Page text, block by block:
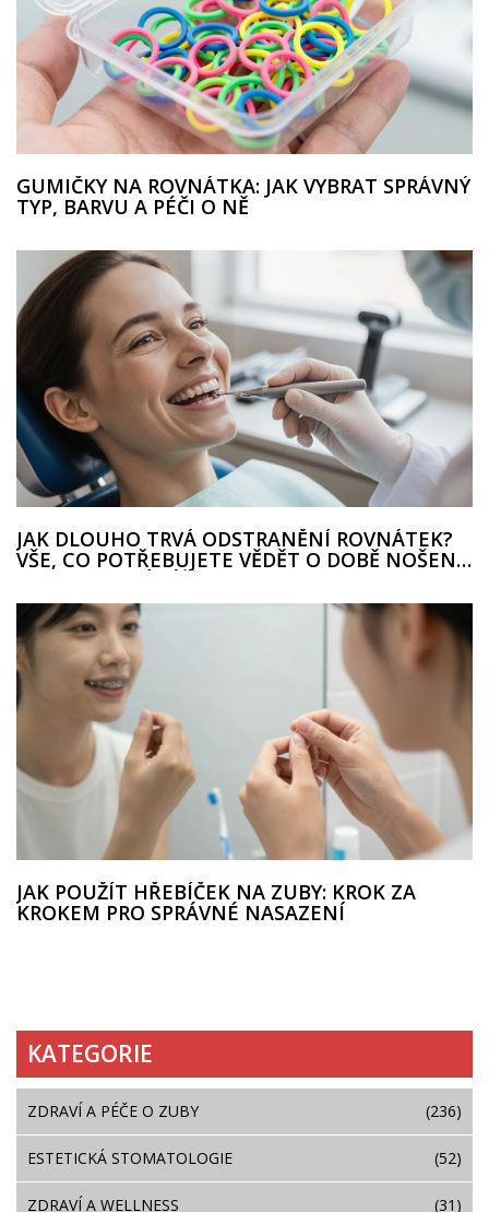
GUMIČKY NA ROVNÁTKA: JAK VYBRAT SPRÁVNÝ
TYP, BARVU A PÉČI O NĚ
JAK DLOUHO TRVÁ ODSTRANĚNÍ ROVNÁTEK?
VŠE, CO POTŘEBUJETE VĚDĚT O DOBĚ NOŠENÍ
JAK POUŽÍT HŘEBÍČEK NA ZUBY: KROK ZA
KROKEM PRO SPRÁVNÉ NASAZENÍ
KATEGORIE
ZDRAVÍ A PÉČE O ZUBY (236)
ESTETICKÁ STOMATOLOGIE (52)
ZDRAVÍ A WELLNESS (31)